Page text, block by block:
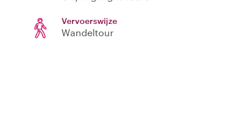
Vervoerswijze
Wandeltour